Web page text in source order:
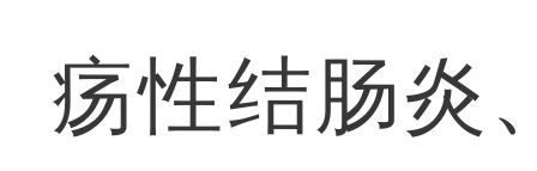
疡性结肠炎